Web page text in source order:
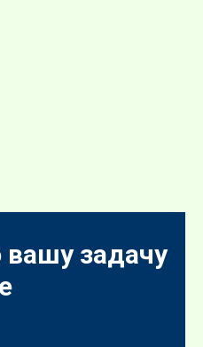
задачу